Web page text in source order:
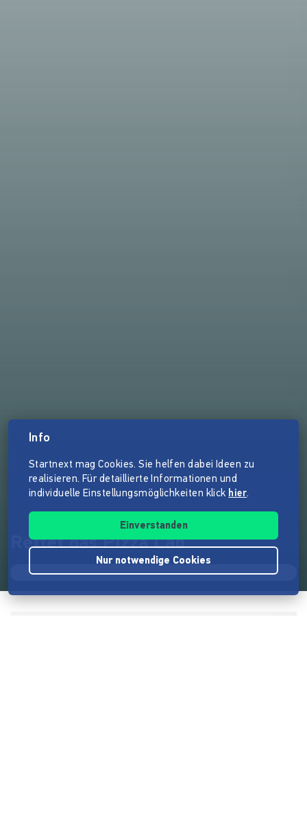
Rettet das Pizza Lab
Info
Startnext mag Cookies. Sie helfen dabei Ideen zu
realisieren. Für detaillierte Informationen und
individuelle Einstellungsmöglichkeiten klick hier.
Einverstanden
Nur notwendige Cookies